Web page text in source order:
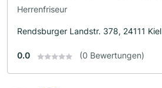
Herrenfriseur
Rendsburger Landstr. 378, 24111 Kiel
0.0 (0 Bewertungen)